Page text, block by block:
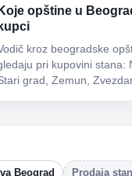
Koje opštine u
kupci
kroz beogradske
pri kupovini stana:
grad, Zemun,
Beograd Prodaja